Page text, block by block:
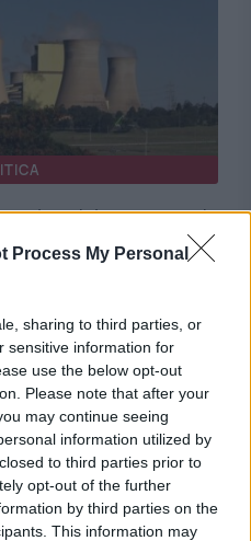
Process My Personal
sharing to third parties, or
sensitive information for
use the below opt-out
Please note that after your
may continue seeing
information utilized by
to third parties prior to
opt-out of the further
by third parties on the
This information may
european de
și susține menținerea